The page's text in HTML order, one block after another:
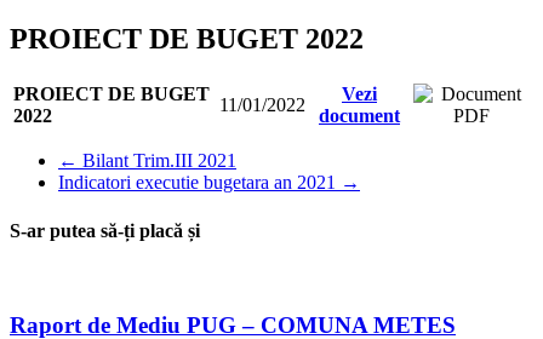
PROIECT DE BUGET 2022
PROIECT DE BUGET
2022
11/01/2022
Vezi
document
← Bilant Trim.III 2021
Indicatori executie bugetara an 2021 →
S-ar putea să-ți placă și
Raport de Mediu PUG – COMUNA METES